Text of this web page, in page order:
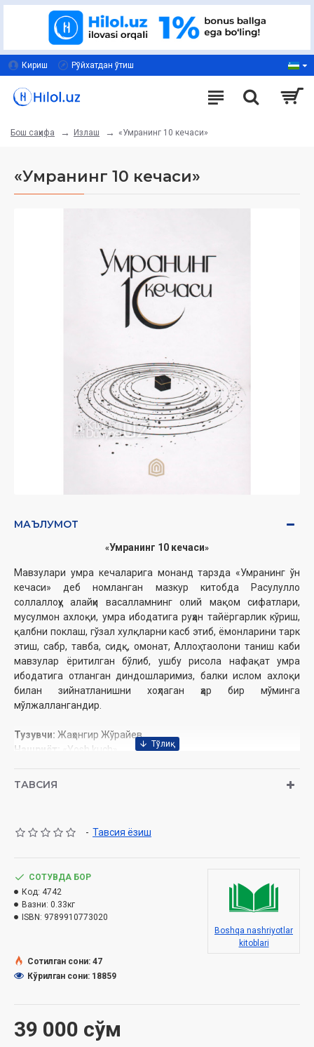
Кириш Рўйхатдан ўтиш
Бош саҳифа Излаш «Умранинг 10 кечаси»
«Умранинг 10 кечаси»
МАЪЛУМОТ
«Умранинг 10 кечаси»
Мавзулари умра кечаларига монанд тарзда «Умранинг ўн
кечаси» деб номланган мазкур китобда Расулуллоҳ
соллаллоҳу алайҳи васалламнинг олий мақом сифатлари,
мусулмон ахлоқи, умра ибодатига руҳан тайёргарлик кўриш,
қалбни поклаш, гўзал хулқларни касб этиб, ёмонларини тарк
этиш, сабр, тавба, сидқ, омонат, Аллоҳ таолони таниш каби
мавзулар ёритилган бўлиб, ушбу рисола нафақат умра
ибодатига отланган диндошларимиз, балки ислом ахлоқи
билан зийнатланишни хоҳлаган ҳар бир мўминга
мўлжаллангандир.
Тузувчи: Жаҳонгир Жўрайев
Нашриёт:
«Yosh kuch»
Ҳажми:224 бет
2023 йил 11 декабрдаги 03-07/9290-рақамли хулосаси
Мундарижа
1- кеча
Расулуллоҳ соллаллоҳу алайҳи ва салламни
2- кеча
Тавба
ТАВСИЯ
- Тавсия ёзиш
39 000 сўм
СОТУВДА БОР
Код: 4742
Вазни: 0.33кг
ISBN: 9789910773020
Boshqa nashriyotlar
kitoblari
Сотилган сони: 47
Кўрилган сони: 18859